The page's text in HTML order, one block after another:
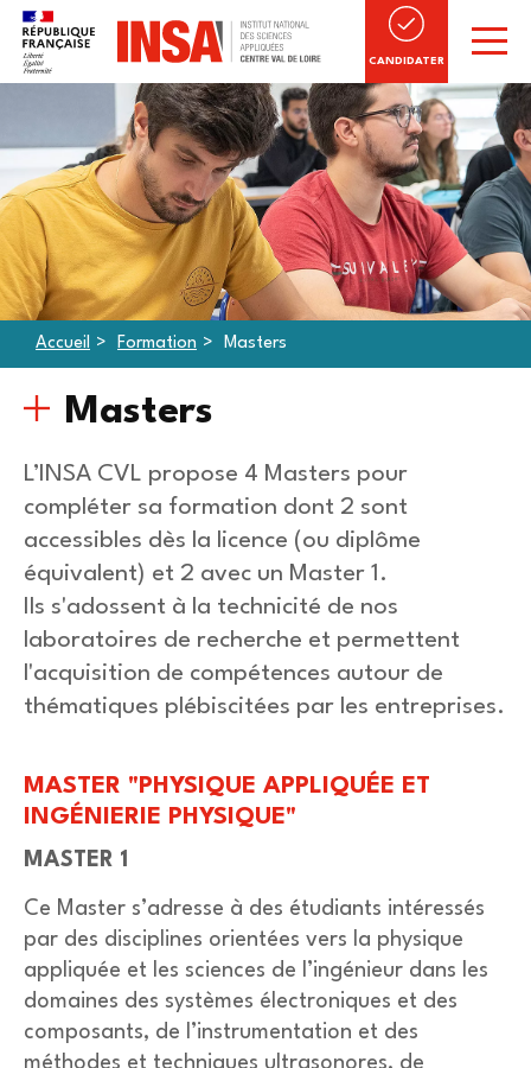
CANDIDATER
Accueil Formation Masters
Masters
L’INSA CVL propose 4 Masters pour
compléter sa formation dont 2 sont
accessibles dès la licence (ou diplôme
équivalent) et 2 avec un Master 1.
Ils s'adossent à la technicité de nos
laboratoires de recherche et permettent
l'acquisition de compétences autour de
thématiques plébiscitées par les entreprises.
MASTER "PHYSIQUE APPLIQUÉE ET
INGÉNIERIE PHYSIQUE"
MASTER 1
Ce Master s’adresse à des étudiants intéressés
par des disciplines orientées vers la physique
appliquée et les sciences de l’ingénieur dans les
domaines des systèmes électroniques et des
composants, de l’instrumentation et des
méthodes et techniques ultrasonores, de